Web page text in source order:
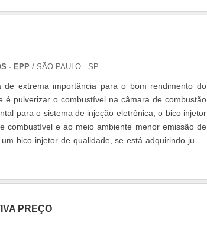
- EPP/ SÃO PAULO - SP
extrema importância para o bom rendimento do
é pulverizar o combustível na câmara de combustão
para o sistema de injeção eletrônica, o bico injetor
combustível e ao meio ambiente menor emissão de
bico injetor de qualidade, se está adquirindo junto
PREÇO